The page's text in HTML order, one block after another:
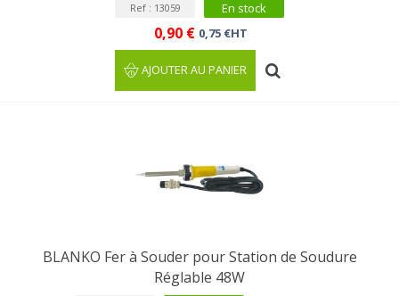
Ref : 13059 En stock
0,90 € 0,75 €HT
AJOUTER AU PANIER
BLANKO Fer à Souder pour Station de Soudure
Réglable 48W